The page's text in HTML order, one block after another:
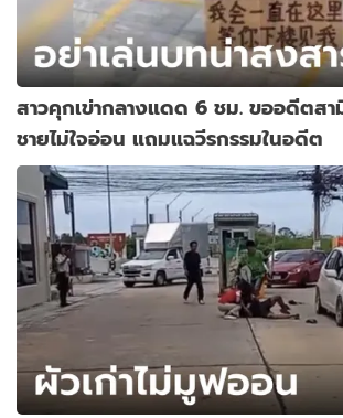
สาวคุกเข่ากลางแดด 6 ชม. ขออดีตส
ชายไม่ใจอ่อน แถมแฉวีรกรรมในอดีต